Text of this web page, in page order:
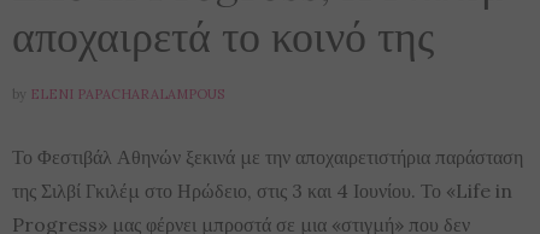
αποχαιρετά το κοινό της
by ELENI PAPACHARALAMPOUS
Το Φεστιβάλ Αθηνών ξεκινά με την αποχαιρετιστήρια παράσταση
της Σιλβί Γκιλέμ στο Ηρώδειο, στις 3 και 4 Ιουνίου. Το «Life in
Progress» μας φέρνει μπροστά σε μια «στιγμή» που δεν